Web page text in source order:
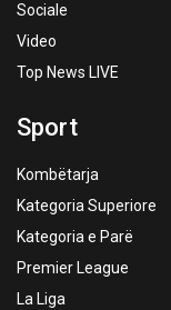
Sociale
Video
Top News LIVE
Sport
Kombëtarja
Kategoria Superiore
Kategoria e Parë
Premier League
La Liga